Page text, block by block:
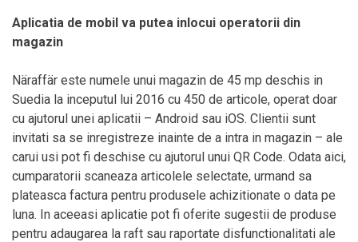
Aplicatia de mobil va putea inlocui operatorii din
magazin
Näraffär este numele unui magazin de 45 mp deschis in
Suedia la inceputul lui 2016 cu 450 de articole, operat doar
cu ajutorul unei aplicatii – Android sau iOS. Clientii sunt
invitati sa se inregistreze inainte de a intra in magazin – ale
carui usi pot fi deschise cu ajutorul unui QR Code. Odata aici,
cumparatorii scaneaza articolele selectate, urmand sa
plateasca factura pentru produsele achizitionate o data pe
luna. In aceeasi aplicatie pot fi oferite sugestii de produse
pentru adaugarea la raft sau raportate disfunctionalitati ale